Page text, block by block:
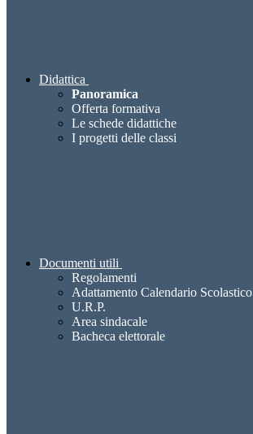
Didattica
Panoramica
Offerta formativa
Le schede didattiche
I progetti delle classi
Documenti utili
Regolamenti
Adattamento Calendario Scolastico
U.R.P.
Area sindacale
Bacheca elettorale